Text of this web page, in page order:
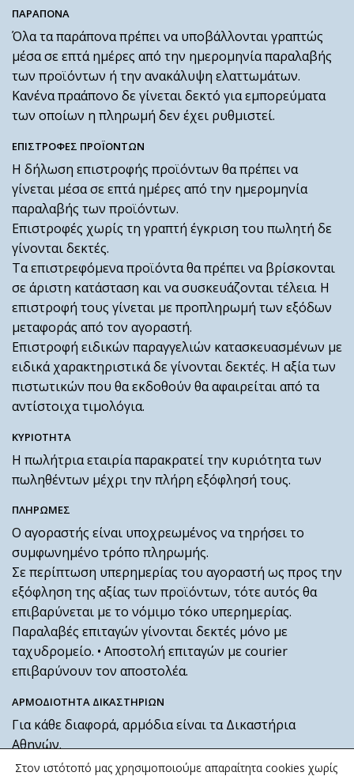
ΠΑΡΑΠΟΝΑ
Όλα τα παράπονα πρέπει να υποβάλλονται γραπτώς
μέσα σε επτά ημέρες από την ημερομηνία παραλαβής
των προϊόντων ή την ανακάλυψη ελαττωμάτων.
Κανένα πραάπονο δε γίνεται δεκτό για εμπορεύματα
των οποίων η πληρωμή δεν έχει ρυθμιστεί.
ΕΠΙΣΤΡΟΦΕΣ ΠΡΟΪΟΝΤΩΝ
Η δήλωση επιστροφής προϊόντων θα πρέπει να
γίνεται μέσα σε επτά ημέρες από την ημερομηνία
παραλαβής των προϊόντων.
Επιστροφές χωρίς τη γραπτή έγκριση του πωλητή δε
γίνονται δεκτές.
Τα επιστρεφόμενα προϊόντα θα πρέπει να βρίσκονται
σε άριστη κατάσταση και να συσκευάζονται τέλεια. Η
επιστροφή τους γίνεται με προπληρωμή των εξόδων
μεταφοράς από τον αγοραστή.
Επιστροφή ειδικών παραγγελιών κατασκευασμένων με
ειδικά χαρακτηριστικά δε γίνονται δεκτές. Η αξία των
πιστωτικών που θα εκδοθούν θα αφαιρείται από τα
αντίστοιχα τιμολόγια.
ΚΥΡΙΟΤΗΤΑ
Η πωλήτρια εταιρία παρακρατεί την κυριότητα των
πωληθέντων μέχρι την πλήρη εξόφλησή τους.
ΠΛΗΡΩΜΕΣ
Ο αγοραστής είναι υποχρεωμένος να τηρήσει το
συμφωνημένο τρόπο πληρωμής.
Σε περίπτωση υπερημερίας του αγοραστή ως προς την
εξόφληση της αξίας των προϊόντων, τότε αυτός θα
επιβαρύνεται με το νόμιμο τόκο υπερημερίας.
Παραλαβές επιταγών γίνονται δεκτές μόνο με
ταχυδρομείο. • Αποστολή επιταγών με courier
επιβαρύνουν τον αποστολέα.
ΑΡΜΟΔΙΟΤΗΤΑ ΔΙΚΑΣΤΗΡΙΩΝ
Για κάθε διαφορά, αρμόδια είναι τα Δικαστήρια
Αθηνών.
Στον ιστότοπό μας χρησιμοποιούμε απαραίτητα cookies χωρίς